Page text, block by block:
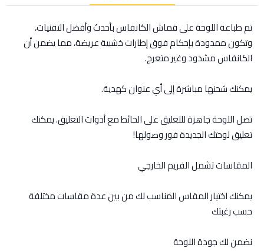
تم طباعة اللوحة على قماش الكانفاس بأحدث وأفضل التقنيات،
وتكون ممدودة بإحكام فوق إطارات خشبية عريضة، مما يضمن أن
الكانفاس مشدود وغير متعرج.
يمكنك شحنها مباشرة إلى أي عنوان كهدية.
تصل اللوحة جاهزة للتعليق على الحائط مع أدوات التعليق. يمكنك
تعليق لوحتك الجديدة فور وصولها!
المقاسات تشمل الفريم الخارجي
يمكنك اختيار المقاس المناسب لك من بين عدة مقاسات مختلفة
حسب رغبتك
نضمن لك جودة اللوحة